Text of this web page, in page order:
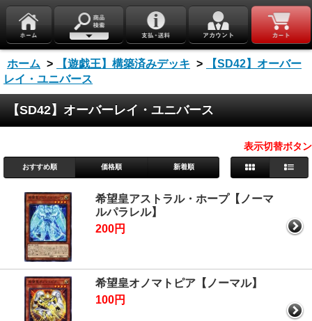
ホーム > 【遊戯王】構築済みデッキ >
【SD42】オーバー
レイ・ユニバース
【SD42】オーバーレイ・ユニバース
表示切替ボタン
おすすめ順 価格順 新着順
希望皇アストラル・ホープ【ノーマ
ルパラレル】
200円
希望皇オノマトピア【ノーマル】
100円